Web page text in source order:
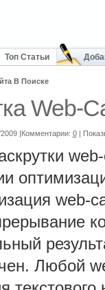
Топ Статьи
В Поиске
Web-
|Комментарии: 0 |
web-
Любой